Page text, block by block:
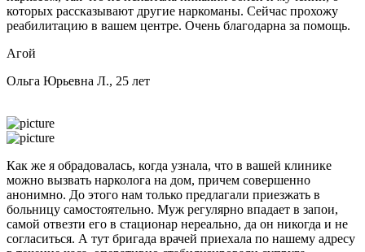
которых рассказывают другие наркоманы. Сейчас прохожу
реабилитацию в вашем центре. Очень благодарна за помощь.
Агой
Ольга Юрьевна Л., 25 лет
Как же я обрадовалась, когда узнала, что в вашей клинике
можно вызвать нарколога на дом, причем совершенно
анонимно. До этого нам только предлагали приезжать в
больницу самостоятельно. Муж регулярно впадает в запои,
самой отвезти его в стационар нереально, да он никогда и не
согласиться. А тут бригада врачей приехала по нашему адресу